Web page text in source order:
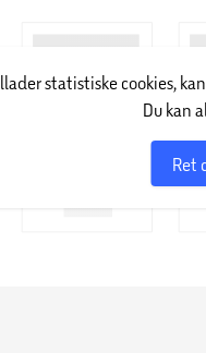
statistiske cookies,
Du kan
Ret